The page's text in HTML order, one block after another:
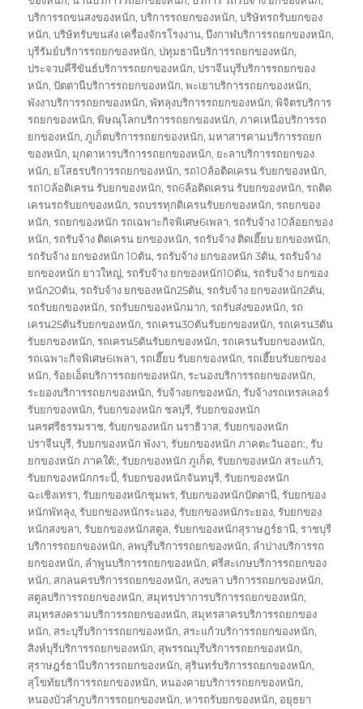
บริการรถขนสงของหนัก,บริการรถยกของหนัก,บริษัทรถรับยกของ
หนัก,บริษัทรับขนส่ง เครื่องจักรโรงงาน,บึงกาฬบริการรถยกของหนัก,
บุรีรัมย์บริการรถยกของหนัก,ปทุมธานีบริการรถยกของหนัก,
ประจวบคีรีขันธ์บริการรถยกของหนัก,ปราจีนบุรีบริการรถยกของ
หนัก,ปัตตานีบริการรถยกของหนัก,พะเยาบริการรถยกของหนัก,
พังงาบริการรถยกของหนัก,พัทลุงบริการรถยกของหนัก,พิจิตรบริการ
รถยกของหนัก,พิษณุโลกบริการรถยกของหนัก,ภาคเหนือบริการรถ
ยกของหนัก,ภูเก็ตบริการรถยกของหนัก,มหาสารคามบริการรถยก
ของหนัก,มุกดาหารบริการรถยกของหนัก, ยะลาบริการรถยกของ
หนัก, ยโสธรบริการรถยกของหนัก,รถ10ล้อติดเครน รับยกของหนัก,
รถ10ล้อติเครน รับยกของหนัก,รถ6ล้อติดเครน รับยกของหนัก,รถติด
เครนรถรับยกของหนัก,รถบรรทุกติเครนรับยกของหนัก,รถยกของ
หนัก,รถยกของหนัก รถเฉพาะกิจพิเศษ6เพลา,รถรับจ้าง 10ล้อยกของ
หนัก,รถรับจ้าง ติดเครน ยกของหนัก,รถรับจ้าง ติดเฮี๊ยบ ยกของหนัก,
รถรับจ้าง ยกของหนัก 10ตัน,รถรับจ้าง ยกของหนัก 3ตัน,รถรับจ้าง
ยกของหนัก ยาวใหญ่,รถรับจ้าง ยกของหนัก10ตัน,รถรับจ้าง ยกของ
หนัก20ตัน,รถรับจ้าง ยกของหนัก25ตัน,รถรับจ้าง ยกของหนัก2ตัน,
รถรับยกของหนัก,รถรับยกของหนักมาก,รถรับส่งของหนัก,รถ
เครน25ตันรับยกของหนัก,รถเครน30ตันรับยกของหนัก,รถเครน3ตัน
รับยกของหนัก,รถเครน5ตันรับยกของหนัก,รถเครนรับยกของหนัก,
รถเฉพาะกิจพิเศษ6เพลา,รถเฮี๊ยบ รับยกของหนัก,รถเฮี๊ยบรับยกของ
หนัก,ร้อยเอ็ดบริการรถยกของหนัก,ระนองบริการรถยกของหนัก,
ระยองบริการรถยกของหนัก,รับจ้างยกของหนัก,รับจ้างรถเทรลเลอร์
รับยกของหนัก,รับยกของหนัก ชลบุรี,รับยกของหนัก
นครศรีธรรมราช,รับยกของหนัก นราธิวาส,รับยกของหนัก
ปราจีนบุรี,รับยกของหนัก พังงา,รับยกของหนัก ภาคตะวันออก:,รับ
ยกของหนัก ภาคใต้:,รับยกของหนัก ภูเก็ต,รับยกของหนัก สระแก้ว,
รับยกของหนักกระบี่,รับยกของหนักจันทบุรี,รับยกของหนัก
ฉะเชิงเทรา,รับยกของหนักชุมพร,รับยกของหนักปัตตานี,รับยกของ
หนักพัทลุง,รับยกของหนักระนอง,รับยกของหนักระยอง,รับยกของ
หนักสงขลา,รับยกของหนักสตูล,รับยกของหนักสุราษฎร์ธานี,ราชบุรี
บริการรถยกของหนัก, ลพบุรีบริการรถยกของหนัก, ลำปางบริการรถ
ยกของหนัก, ลำพูนบริการรถยกของหนัก,ศรีสะเกษบริการรถยกของ
หนัก, สกลนครบริการรถยกของหนัก, สงขลา บริการรถยกของหนัก,
สตูลบริการรถยกของหนัก, สมุทรปราการบริการรถยกของหนัก,
สมุทรสงครามบริการรถยกของหนัก, สมุทรสาครบริการรถยกของ
หนัก, สระบุรีบริการรถยกของหนัก, สระแก้วบริการรถยกของหนัก,
สิงห์บุรีบริการรถยกของหนัก, สุพรรณบุรีบริการรถยกของหนัก,
สุราษฎร์ธานีบริการรถยกของหนัก, สุรินทร์บริการรถยกของหนัก,
สุโขทัยบริการรถยกของหนัก,หนองคายบริการรถยกของหนัก,
หนองบัวลำภูบริการรถยกของหนัก,หารถรับยกของหนัก, อยุธยา